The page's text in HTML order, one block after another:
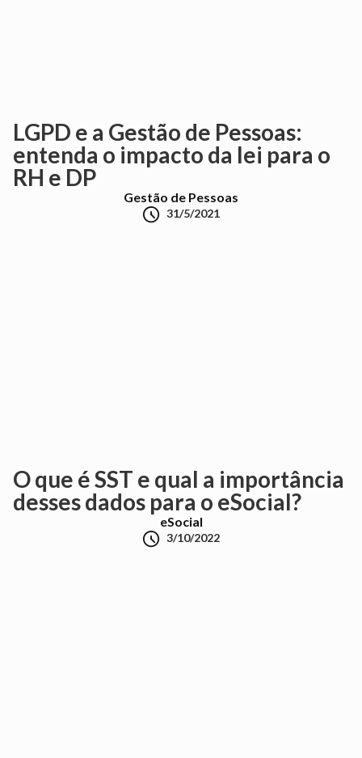
LGPD e a Gestão de Pessoas:
entenda o impacto da lei para o
RH e DP
Gestão de Pessoas
 31/5/2021
O que é SST e qual a importância
desses dados para o eSocial?
eSocial
 3/10/2022